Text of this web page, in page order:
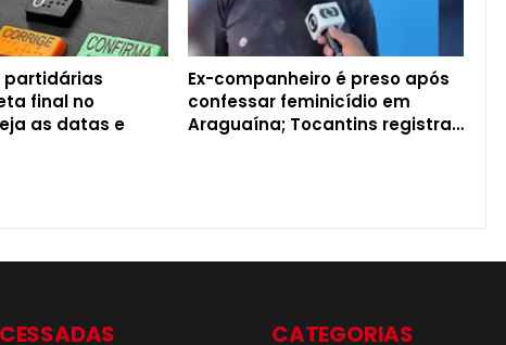
partidárias
final no
as datas e
Ex-companheiro é preso após
confessar feminicídio em
Araguaína; Tocantins registra…
CATEGORIAS